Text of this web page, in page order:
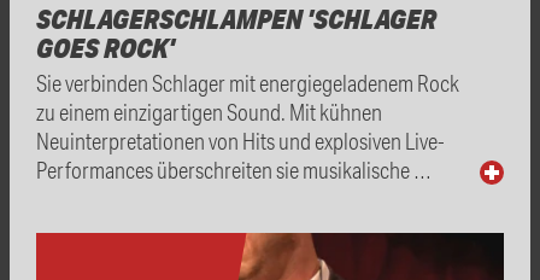
SCHLAGERSCHLAMPEN 'SCHLAGER
GOES ROCK'
Sie verbinden Schlager mit energiegeladenem Rock
zu einem einzigartigen Sound. Mit kühnen
Neuinterpretationen von Hits und explosiven Live-
Performances überschreiten sie musikalische …